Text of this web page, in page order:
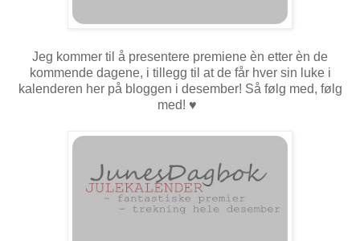
Jeg kommer til å presentere premiene èn etter èn de
kommende dagene, i tillegg til at de får hver sin luke i
kalenderen her på bloggen i desember! Så følg med, følg
med! ♥